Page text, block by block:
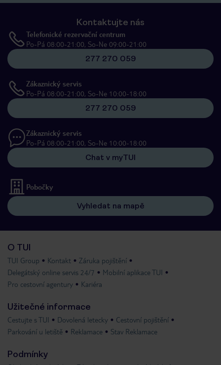
Kontaktujte nás
Telefonické rezervační centrum
Po-Pá 08:00-21:00, So-Ne 09:00-21:00
277 270 059
Zákaznický servis
Po-Pá 08:00-21:00, So-Ne 10:00-18:00
277 270 059
Zákaznický servis
Po-Pá 08:00-21:00, So-Ne 10:00-18:00
Chat v myTUI
Pobočky
Vyhledat na mapě
O TUI
TUI Group Kontakt
Záruka pojištění
Delegátský online servis 24/7
Mobilní aplikace TUI
Pro cestovní agentury
Kariéra
Užitečné informace
Cestujte s TUI Dovolená letecky
Cestovní pojištění
Parkování u letiště
Reklamace Stav Reklamace
Podmínky